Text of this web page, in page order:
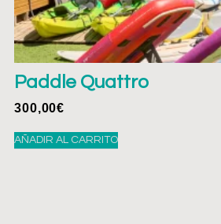
Paddle Quattro
300,00€
AÑADIR AL CARRITO